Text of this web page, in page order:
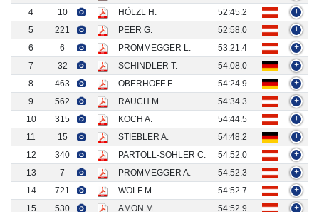
4
10 HÖLZL H. 52:45.2
+
5
221 PEER G. 52:58.0
+
6
6 PROMMEGGER L. 53:21.4
+
7
32 SCHINDLER T. 54:08.0
+
8
463 OBERHOFF F. 54:24.9
+
9
562 RAUCH M. 54:34.3
+
10
315 KOCH A. 54:44.5
+
11
15 STIEBLER A. 54:48.2
+
12
340 PARTOLL-SOHLER C. 54:52.0
+
13
7 PROMMEGGER A. 54:52.3
+
14
721 WOLF M. 54:52.7
+
15
530 AMON M. 54:52.9
+